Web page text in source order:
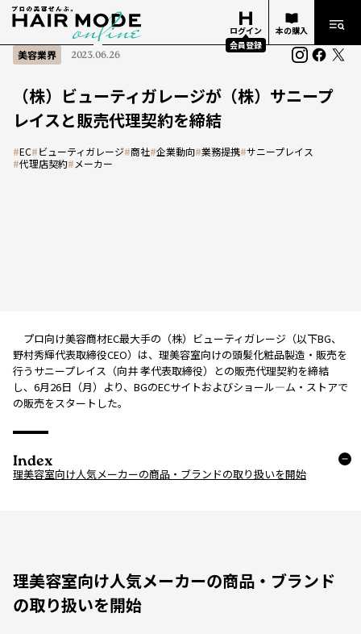
ログイン
会員登録
本の購入
美容業界 2023.06.26
（株）ビューティガレージが（株）サニープ
レイスと販売代理契約を締結
#EC#ビューティガレージ#商社#企業動向#業務提携#サニープレイス
#代理店契約# メーカー
プロ向け美容商材EC最大手の（株）ビューティガレージ（以下BG、
野村秀輝代表取締役CEO）は、理美容室向けの頭髪化粧品製造・販売を
行うサニープレイス（向井 孝代表取締役）との販売代理契約を締結
し、6月26日（月）より、BGのECサイトおよびショール―ム・ストアで
の販売をスタートした。
Index
理美容室向け人気メーカーの商品・ブランドの取り扱いを開始
理美容室向け人気メーカーの商品・ブランド
の取り扱いを開始